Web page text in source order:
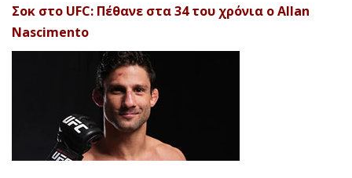
Σοκ στο UFC: Πέθανε στα 34 του χρόνια ο Allan
Nascimento